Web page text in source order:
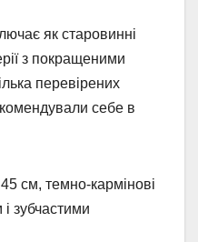
як старовинні
з покращеними
перевірених
себе в
см, темно-кармінові
і зубчастими